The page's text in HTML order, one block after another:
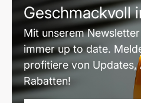
Geschmackvoll
Mit unserem
immer up to date.
profitiere von Updates,
Rabatten!